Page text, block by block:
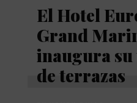
El Hotel
Grand
inaugura
de terrazas